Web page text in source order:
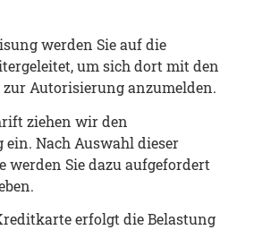
werden Sie auf die
um sich dort mit den
Autorisierung anzumelden.
ziehen wir den
ein. Nach Auswahl dieser
werden Sie dazu aufgefordert
erfolgt die Belastung